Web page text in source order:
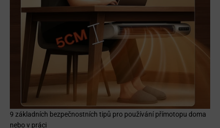
9 základních bezpečnostních tipů pro používání přímotopu doma
nebo v práci